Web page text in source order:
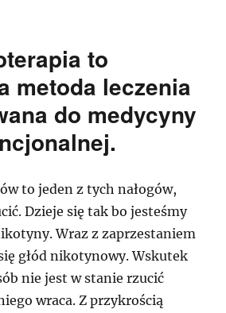
to
metoda leczenia
do medycyny
to jeden z tych nałogów,
Dzieje się tak bo jesteśmy
Wraz z zaprzestaniem
głód nikotynowy. Wskutek
nie jest w stanie rzucić
wraca. Z przykrością